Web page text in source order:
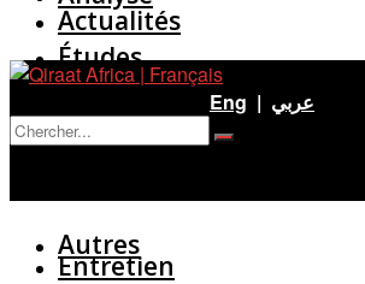
Études
Entretien
Autres
Actualités
Entretien
Eng | عربي